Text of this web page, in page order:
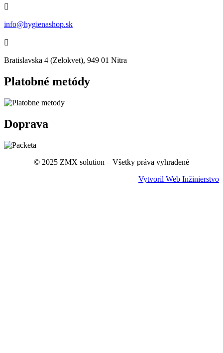

info@hygienashop.sk

Bratislavska 4 (Zelokvet), 949 01 Nitra
Platobné metódy
Doprava
© 2025 ZMX solution – Všetky práva vyhradené
Vytvoril Web Inžinierstvo